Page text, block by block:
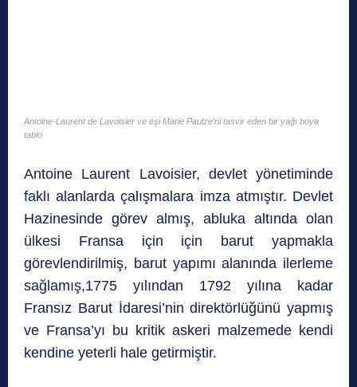
Antoine-Laurent de Lavoisier ve eşi Marie Paulze’ni tasvir eden bir yağı boya
tablo
Antoine Laurent Lavoisier, devlet yönetiminde
faklı alanlarda çalışmalara imza atmıştır. Devlet
Hazinesinde görev almış, abluka altında olan
ülkesi Fransa için için barut yapmakla
görevlendirilmiş, barut yapımı alanında ilerleme
sağlamış,1775 yılından 1792 yılına kadar
Fransız Barut İdaresi’nin direktörlüğünü yapmış
ve Fransa’yı bu kritik askeri malzemede kendi
kendine yeterli hale getirmiştir.